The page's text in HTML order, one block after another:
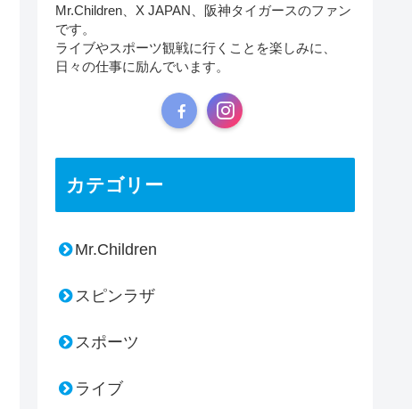
Mr.Children、X JAPAN、阪神タイガースのファン
です。
ライブやスポーツ観戦に行くことを楽しみに、
日々の仕事に励んでいます。
カテゴリー
Mr.Children
スピンラザ
スポーツ
ライブ